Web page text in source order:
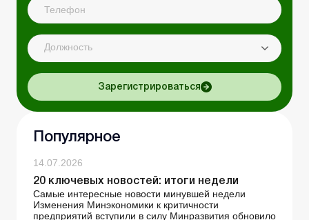
Должность
Зарегистрироваться
Популярное
14.07.2026
20 ключевых новостей: итоги недели
Самые интересные новости минувшей недели
Изменения Минэкономики к критичности
предприятий вступили в силу Минразвития обновило